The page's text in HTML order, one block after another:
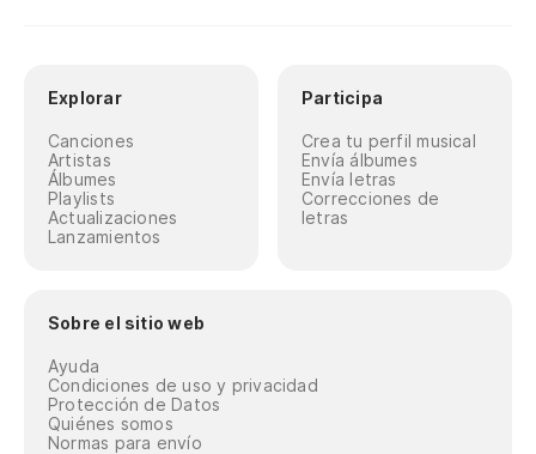
Explorar
Canciones
Artistas
Álbumes
Playlists
Actualizaciones
Lanzamientos
Participa
Crea tu perfil musical
Envía álbumes
Envía letras
Correcciones de
letras
Sobre el sitio web
Ayuda
Condiciones de uso y privacidad
Protección de Datos
Quiénes somos
Normas para envío